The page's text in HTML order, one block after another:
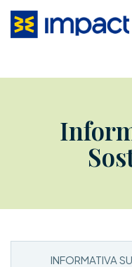
INFORMATIVA